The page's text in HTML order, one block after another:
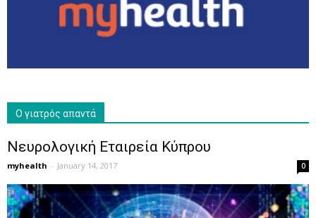
Ο γιατρός απαντά
Νευρολογική Εταιρεία Κύπρου
myhealth - January 14, 2017 0